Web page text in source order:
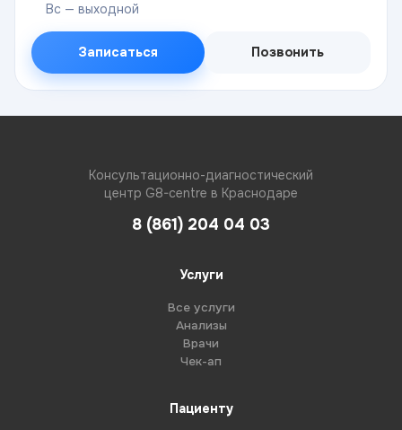
Вс — выходной
Записаться Позвонить
Консультационно-диагностический
центр G8-centre в Краснодаре
8 (861) 204 04 03
Услуги
Все услуги
Анализы
Врачи
Чек-ап
Пациенту